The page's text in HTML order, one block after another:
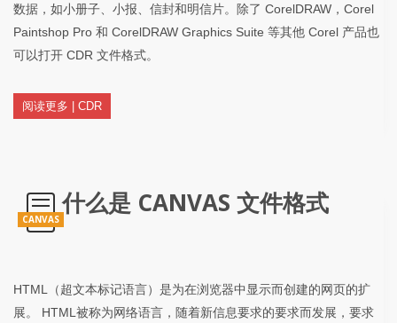
数据，如小册子、小报、信封和明信片。除了 CorelDRAW，Corel
Paintshop Pro 和 CorelDRAW Graphics Suite 等其他 Corel 产品也
可以打开 CDR 文件格式。
阅读更多 | CDR
CANVAS
什么是 CANVAS 文件格式
HTML（超文本标记语言）是为在浏览器中显示而创建的网页的扩
展。 HTML被称为网络语言，随着新信息要求的要求而发展，要求